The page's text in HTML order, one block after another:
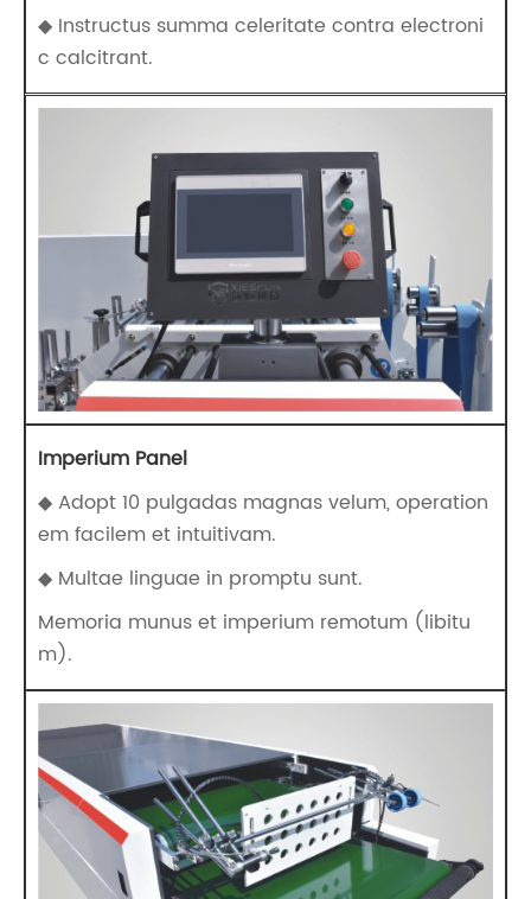
◆ Instructus summa celeritate contra electroni
c calcitrant.
Imperium Panel
◆ Adopt 10 pulgadas magnas velum, operation
em facilem et intuitivam.
◆ Multae linguae in promptu sunt.
Memoria munus et imperium remotum (libitu
m).